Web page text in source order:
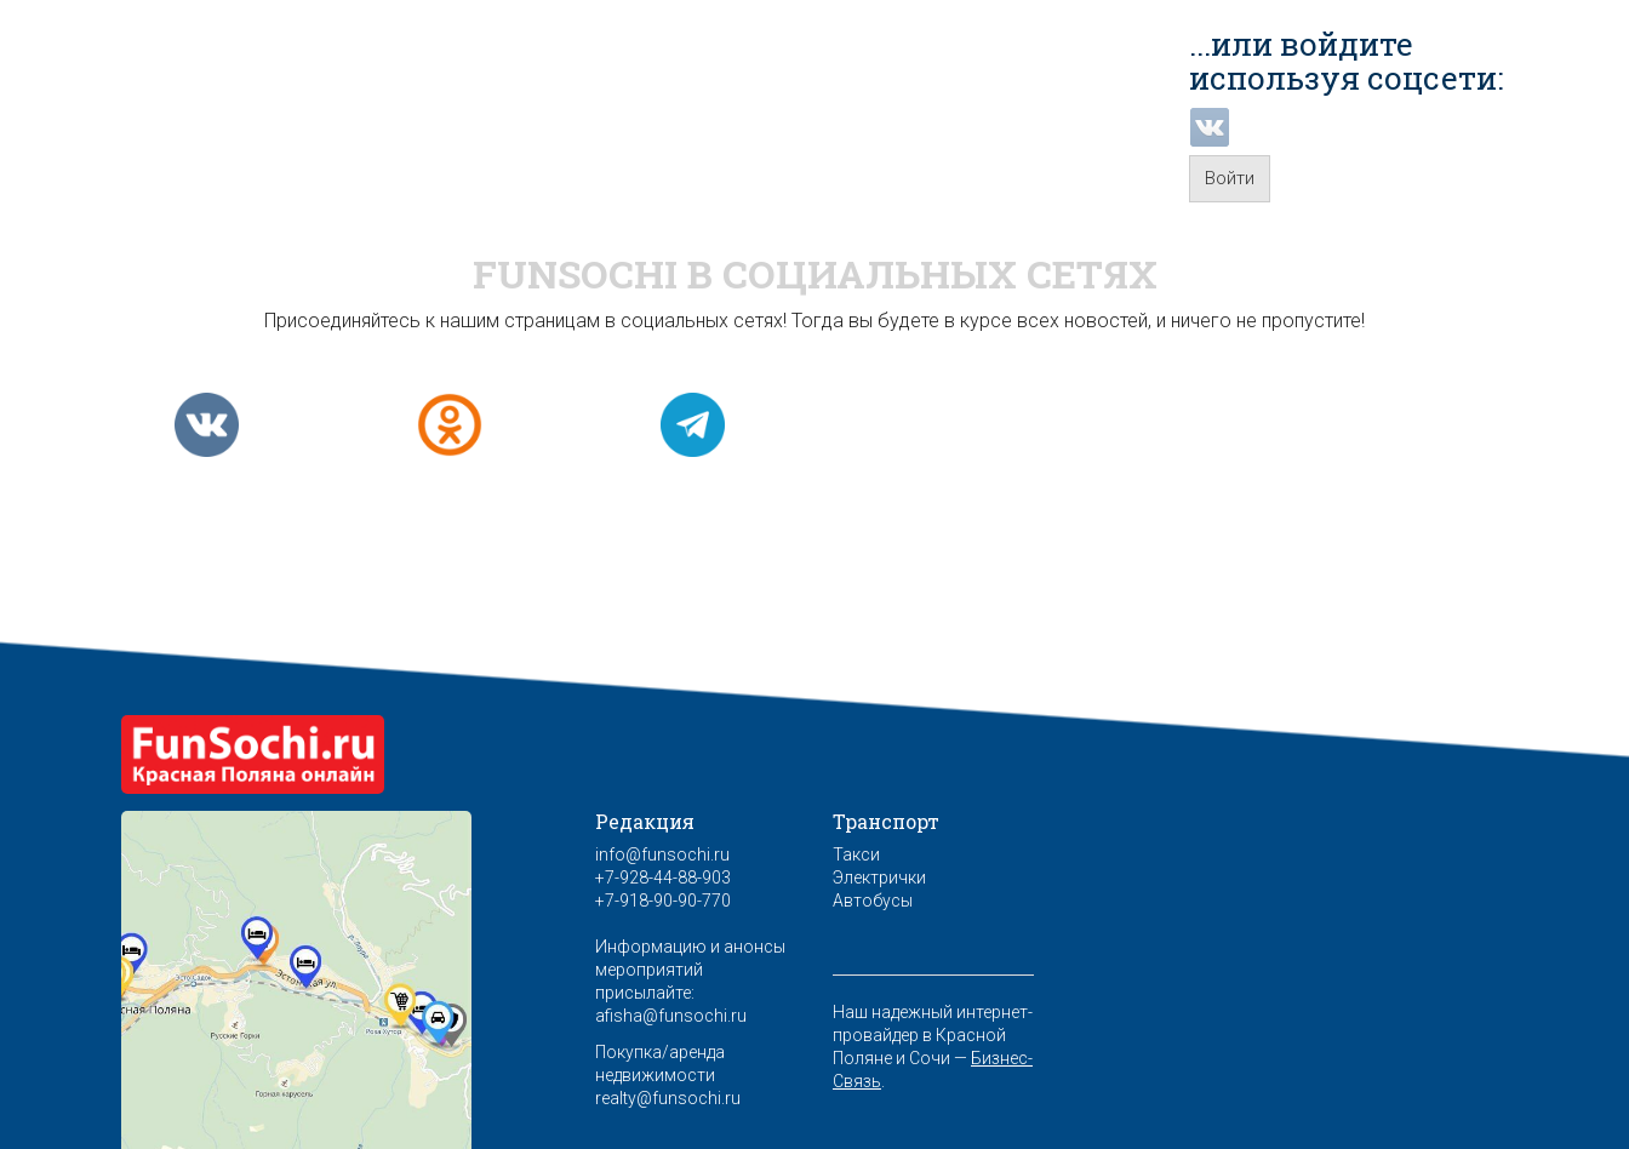
...или войдите
используя соцсети:
Войти
FUNSOCHI В СОЦИАЛЬНЫХ СЕТЯХ
Присоединяйтесь к нашим страницам в социальных сетях! Тогда вы будете в курсе всех новостей, и ничего не пропустите!
Редакция
info@funsochi.ru
+7-928-44-88-903
+7-918-90-90-770
Информацию и анонсы
мероприятий
присылайте:
afisha@funsochi.ru
Покупка/аренда
недвижимости
realty@funsochi.ru
Транспорт
Такси
Электрички
Автобусы
Наш надежный интернет-
провайдер в Красной
Поляне и Сочи — Бизнес-
Связь